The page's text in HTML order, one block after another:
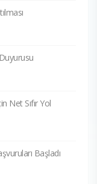
Net Sıfır Yol
Başladı